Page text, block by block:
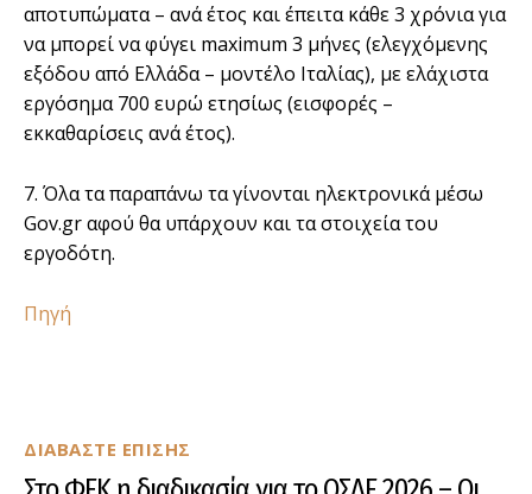
ΔΙΑΒΑΣΤΕ ΕΠΙΣΗΣ
αποτυπώματα – ανά έτος και έπειτα κάθε 3 χρόνια για
να μπορεί να φύγει maximum 3 μήνες (ελεγχόμενης
εξόδου από Ελλάδα – μοντέλο Ιταλίας), με ελάχιστα
εργόσημα 700 ευρώ ετησίως (εισφορές –
εκκαθαρίσεις ανά έτος).
7. Όλα τα παραπάνω τα γίνονται ηλεκτρονικά μέσω
Gov.gr αφού θα υπάρχουν και τα στοιχεία του
εργοδότη.
Πηγή